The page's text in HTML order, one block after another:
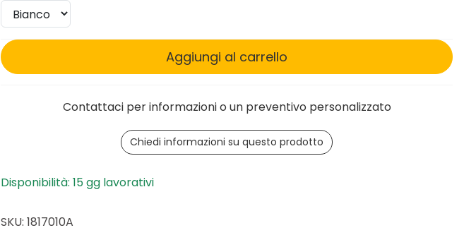
Aggiungi al carrello
Contattaci per informazioni o un preventivo personalizzato
Chiedi informazioni su questo prodotto
Disponibilità: 15 gg lavorativi
SKU: 1817010A